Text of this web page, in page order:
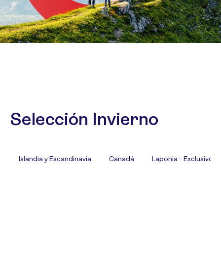
Selección Invierno
Islandia y Escandinavia Canadá Laponia - Exclusivo